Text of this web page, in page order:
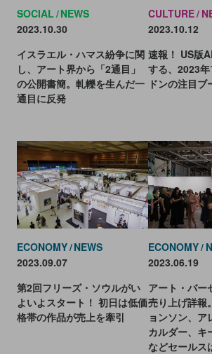
SOCIAL NEWS
2023.10.30
イスラエル・ハマス紛争に関
し、アート界から「2通目」
の公開書簡。軋轢を生んだ一
通目に反発
CULTURE
2023.10.12
速報！ US版
する、2023
ドンの注目ブ
ECONOMY NEWS
2023.09.07
第2回フリーズ・ソウルがい
よいよスタート！ 初日は低価
格帯の作品が売上を牽引
ECONOMY
2023.06.19
アート・バー
売り上げ詳報
ョンソン、ア
カルダー、キ
などセールス